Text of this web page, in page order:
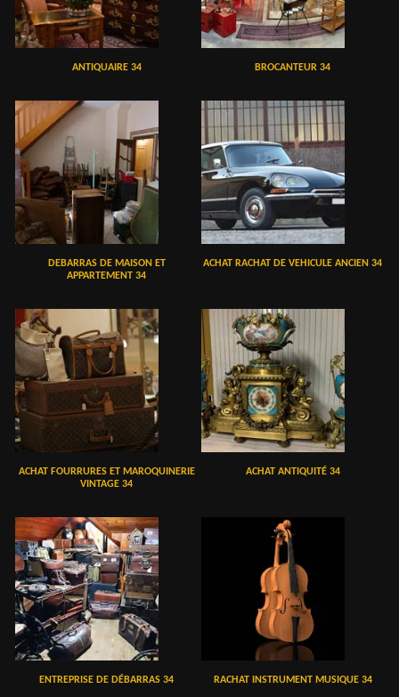
ANTIQUAIRE 34 BROCANTEUR 34
DEBARRAS DE MAISON ET
APPARTEMENT 34
ACHAT RACHAT DE VEHICULE ANCIEN 34
ACHAT FOURRURES ET MAROQUINERIE
VINTAGE 34
ACHAT ANTIQUITÉ 34
ENTREPRISE DE DÉBARRAS 34 RACHAT INSTRUMENT MUSIQUE 34